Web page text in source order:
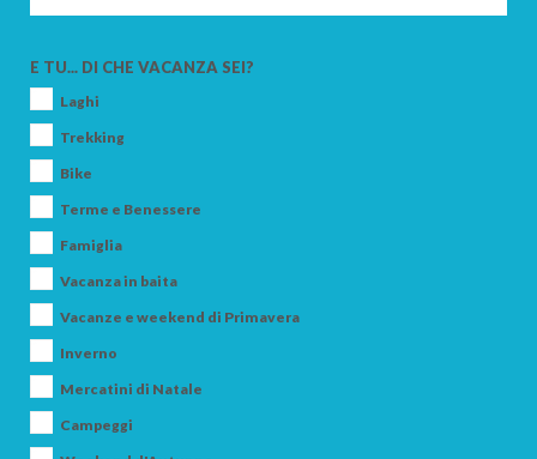
E TU... DI CHE VACANZA SEI?
Laghi
Trekking
Bike
Terme e Benessere
Famiglia
Vacanza in baita
Vacanze e weekend di Primavera
Inverno
Mercatini di Natale
Campeggi